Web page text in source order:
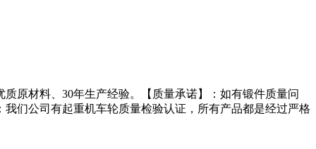
原材料、30年生产经验。【质量承诺】：如有锻件质量问
们公司有起重机车轮质量检验认证，所有产品都是经过严格